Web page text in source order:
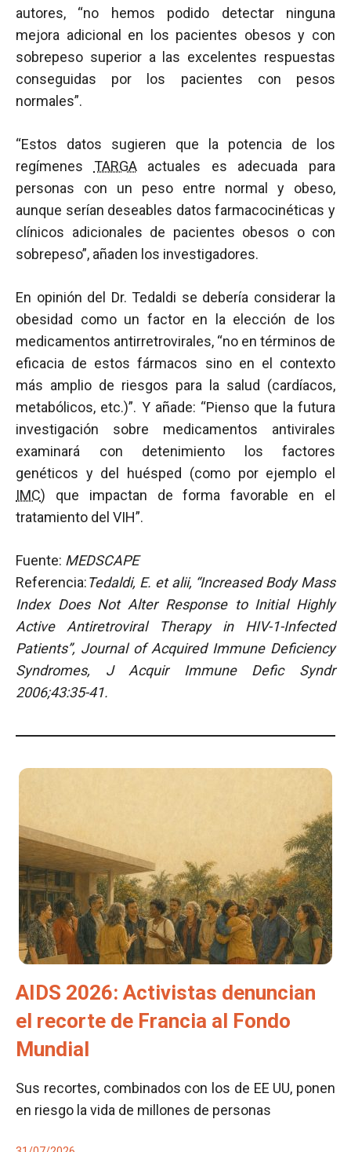
autores, “no hemos podido detectar ninguna
mejora adicional en los pacientes obesos y con
sobrepeso superior a las excelentes respuestas
conseguidas por los pacientes con pesos
normales”.
“Estos datos sugieren que la potencia de los
regímenes TARGAactuales es adecuada para
personas con un peso entre normal y obeso,
aunque serían deseables datos farmacocinéticas y
clínicos adicionales de pacientes obesos o con
sobrepeso”, añaden los investigadores.
En opinión del Dr. Tedaldi se debería considerar la
obesidad como un factor en la elección de los
medicamentos antirretrovirales, “no en términos de
eficacia de estos fármacos sino en el contexto
más amplio de riesgos para la salud (cardíacos,
metabólicos, etc.)”. Y añade: “Pienso que la futura
investigación sobre medicamentos antivirales
examinará con detenimiento los factores
genéticos y del huésped (como por ejemplo el
IMC) que impactan de forma favorable en el
tratamiento del VIH”.
Fuente: MEDSCAPE
Referencia:Tedaldi, E. et alii, “Increased Body Mass
Index Does Not Alter Response to Initial Highly
Active Antiretroviral Therapy in HIV-1-Infected
Patients”, Journal of Acquired Immune Deficiency
Syndromes, J Acquir Immune Defic Syndr
2006;43:35-41.
AIDS 2026: Activistas denuncian
el recorte de Francia al Fondo
Mundial
Sus recortes, combinados con los de EE UU, ponen
en riesgo la vida de millones de personas